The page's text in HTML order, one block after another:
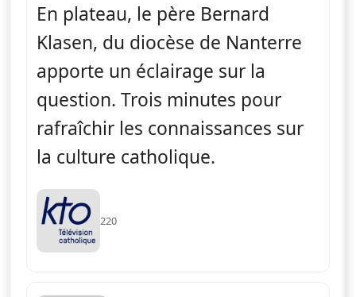
En plateau, le père Bernard
Klasen, du diocèse de Nanterre
apporte un éclairage sur la
question. Trois minutes pour
rafraîchir les connaissances sur
la culture catholique.
220